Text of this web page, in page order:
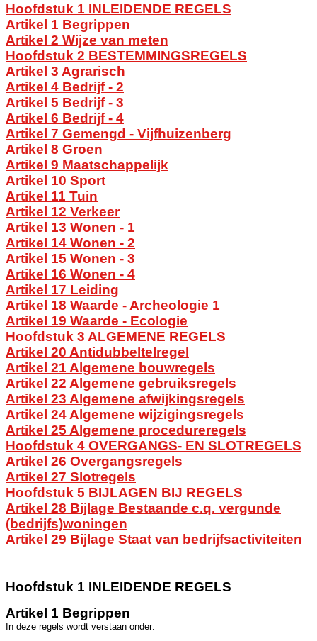
Hoofdstuk 1 INLEIDENDE REGELS
Artikel 1 Begrippen
Artikel 2 Wijze van meten
Hoofdstuk 2 BESTEMMINGSREGELS
Artikel 3 Agrarisch
Artikel 4 Bedrijf - 2
Artikel 5 Bedrijf - 3
Artikel 6 Bedrijf - 4
Artikel 7 Gemengd - Vijfhuizenberg
Artikel 8 Groen
Artikel 9 Maatschappelijk
Artikel 10 Sport
Artikel 11 Tuin
Artikel 12 Verkeer
Artikel 13 Wonen - 1
Artikel 14 Wonen - 2
Artikel 15 Wonen - 3
Artikel 16 Wonen - 4
Artikel 17 Leiding
Artikel 18 Waarde - Archeologie 1
Artikel 19 Waarde - Ecologie
Hoofdstuk 3 ALGEMENE REGELS
Artikel 20 Antidubbeltelregel
Artikel 21 Algemene bouwregels
Artikel 22 Algemene gebruiksregels
Artikel 23 Algemene afwijkingsregels
Artikel 24 Algemene wijzigingsregels
Artikel 25 Algemene procedureregels
Hoofdstuk 4 OVERGANGS- EN SLOTREGELS
Artikel 26 Overgangsregels
Artikel 27 Slotregels
Hoofdstuk 5 BIJLAGEN BIJ REGELS
Artikel 28 Bijlage Bestaande c.q. vergunde
(bedrijfs)woningen
Artikel 29 Bijlage Staat van bedrijfsactiviteiten
Hoofdstuk 1 INLEIDENDE REGELS
Artikel 1 Begrippen
In deze regels wordt verstaan onder: